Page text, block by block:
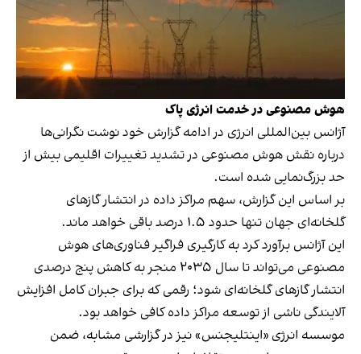
هوش مصنوعی در خدمت انرژی پاک
آژانس بین‌المللی انرژی در ادامه گزارش خود نوشت نگرانی‌ها
درباره نقش هوش مصنوعی در تشدید تغییرات اقلیمی بیش از
حد بزرگ‎‌نمایی شده‌ است.
بر اساس این گزارش، سهم مراکز داده در انتشار گازهای
گلخانه‌ای جهان تنها حدود ۱.۵ درصد باقی خواهد‌ ماند.
این آژانس برآورد کرد به کارگیری فراگیر فناوری‌های هوش
مصنوعی می‌تواند تا سال ۲۰۳۵ منجر به کاهش پنج درصدی
انتشار گازهای گلخانه‌ای شود؛ رقمی که برای جبران کامل افزایش
آلایندگی ناشی از توسعه مراکز داده کافی خواهد‌ بود.
موسسه انرژی «اینتلیجنس» نیز در گزارشی مشابه، ضمن